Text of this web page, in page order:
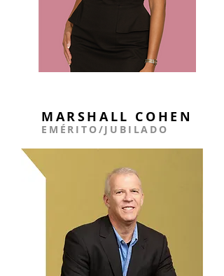
MARSHALL COHEN
EMÉRITO/JUBILADO